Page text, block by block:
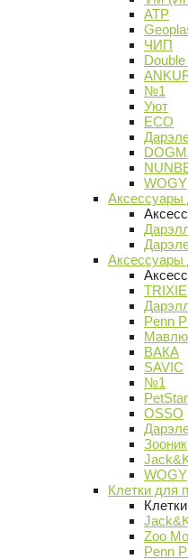
АТР
ЧИП
№1
Уют
ECO
WOGY
Аксессуары
Аксессуары
TRIXIE
Penn
ВАКА
SAVIC
№1
OSSO
Зооник
WOGY
Клетки для
Zoo
Penn